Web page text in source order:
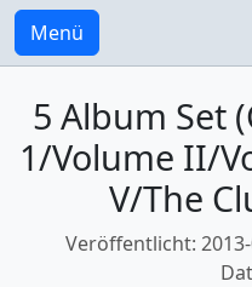
Menü
5 Album Set
1/Volume II/
V/The
Veröffentlicht: